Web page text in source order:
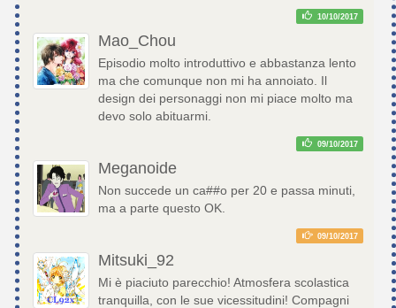
10/10/2017
Mao_Chou
Episodio molto introduttivo e abbastanza lento
ma che comunque non mi ha annoiato. Il
design dei personaggi non mi piace molto ma
devo solo abituarmi.
09/10/2017
Meganoide
Non succede un ca##o per 20 e passa minuti,
ma a parte questo OK.
09/10/2017
Mitsuki_92
Mi è piaciuto parecchio! Atmosfera scolastica
tranquilla, con le sue vicessitudini! Compagni